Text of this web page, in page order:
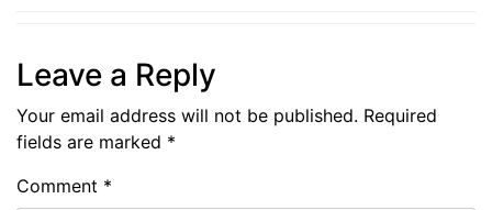
Leave a Reply
Your email address will not be published. Required
fields are marked *
Comment *